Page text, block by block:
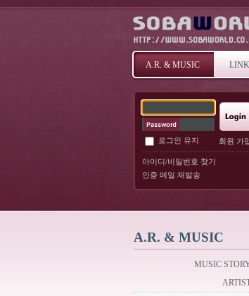
A.R. & MUSIC LINK
로그인 유지 회원 가
아이디/비밀번호 찾기
인증 메일 재발송
A.R. & MUSIC
MUSIC